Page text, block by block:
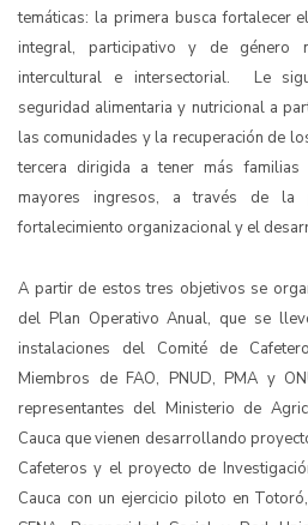
temáticas: la primera busca fortalecer
integral, participativo y de género
intercultural e intersectorial. Le
seguridad alimentaria y nutricional a
las comunidades y la recuperación de
tercera dirigida a tener más
mayores ingresos, a través de la
fortalecimiento organizacional y el
A partir de estos tres objetivos se
del Plan Operativo Anual, que se
instalaciones del Comité de
Miembros de FAO, PNUD, PMA y
representantes del Ministerio de
Cauca que vienen desarrollando
Cafeteros y el proyecto de
Cauca con un ejercicio piloto en